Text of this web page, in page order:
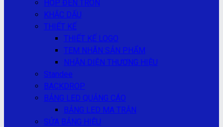
HỘP ĐÈN TRÒN
KHẮC DẤU
THIẾT KẾ
THIẾT KẾ LOGO
TEM NHÃN SẢN PHẨM
NHẬN DIỆN THƯƠNG HIỆU
Standee
BACKDROP
BẢNG LED QUẢNG CÁO
BẢNG LED MA TRẬN
SỬA BẢNG HIỆU